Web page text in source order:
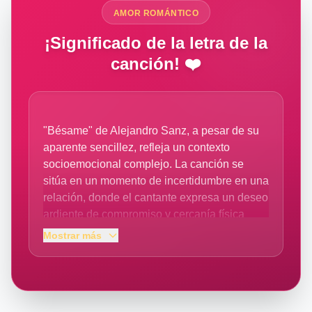
AMOR ROMÁNTICO
¡Significado de la letra de la
canción! ❤️
"Bésame" de Alejandro Sanz, a pesar de su
aparente sencillez, refleja un contexto
socioemocional complejo. La canción se
sitúa en un momento de incertidumbre en una
relación, donde el cantante expresa un deseo
ardiente de compromiso y cercanía física
("bésame"). La comparación con otra mujer
Mostrar más